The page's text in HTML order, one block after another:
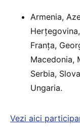
Armenia,
Franța,
Macedonia,
Serbia,
Ungaria.
Vezi aici